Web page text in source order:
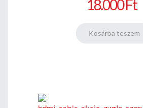
18.000 Ft